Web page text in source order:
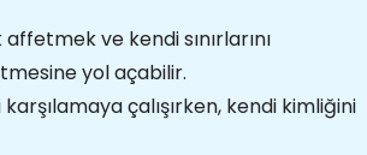
ve kendi sınırlarını
yol açabilir.
çalışırken, kendi kimliğini